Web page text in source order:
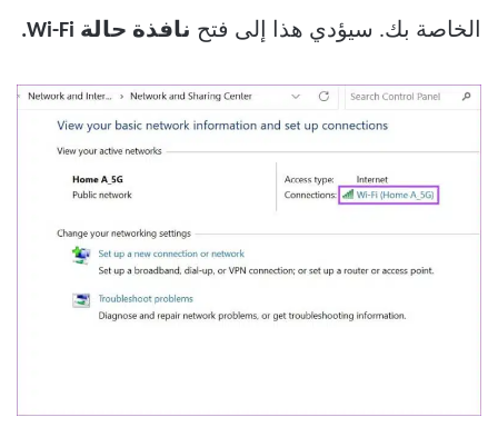
الخاصة بك. سيؤدي هذا إلى فتح نافذة حالة Wi-Fi.